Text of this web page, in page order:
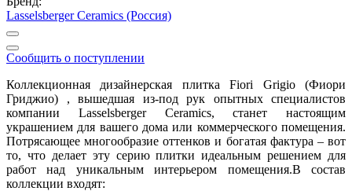
Lasselsberger Ceramics (Россия)
Сообщить о поступлении
Коллекционная дизайнерская плитка Fiori Grigio (Фиори
Гриджио) , вышедшая из-под рук опытных специалистов
компании Lasselsberger Ceramics, станет настоящим
украшением для вашего дома или коммерческого помещения.
Потрясающее многообразие оттенков и богатая фактура – вот
то, что делает эту серию плитки идеальным решением для
работ над уникальным интерьером помещения.В состав
коллекции входят: